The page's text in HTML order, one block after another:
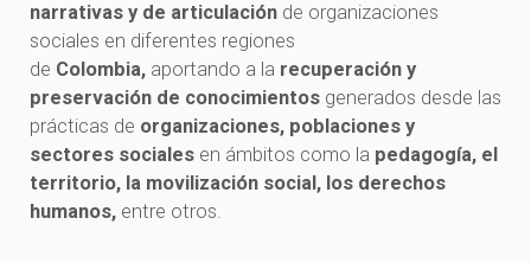
narrativas y de articulación de organizaciones
sociales en diferentes regiones
de Colombia, aportando a la recuperación y
preservación de conocimientos generados desde las
prácticas de organizaciones, poblaciones y
sectores sociales en ámbitos como la pedagogía, el
territorio, la movilización social, los derechos
humanos, entre otros.